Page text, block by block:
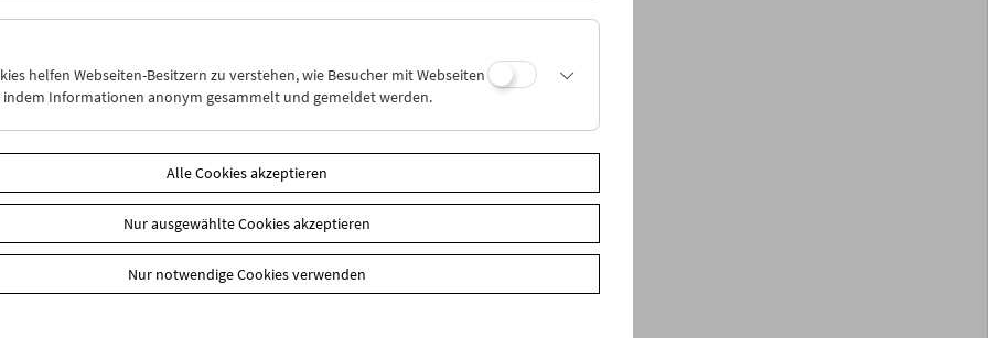
zur Übersicht Kulturerbe digital
helfen Webseiten-Besitzern zu verstehen, wie Besucher mit Webseiten
indem Informationen anonym gesammelt und gemeldet werden.
Alle Cookies akzeptieren
Nur ausgewählte Cookies akzeptieren
Nur notwendige Cookies verwenden